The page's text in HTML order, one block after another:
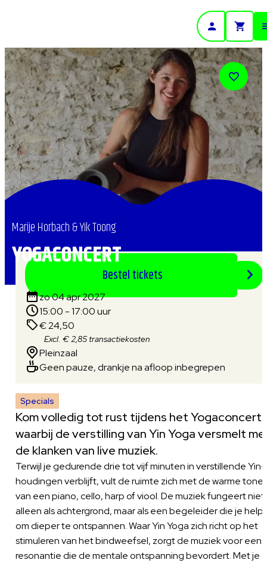
YOGACONCERT
Marije Horbach & Yik Toong
Specials
Kom volledig tot rust tijdens het Yogaconcert,
waarbij de verstilling van Yin Yoga versmelt
de klanken van live muziek.
Terwijl je gedurende drie tot vijf minuten in verstillende Yin-
houdingen verblijft, vult de ruimte zich met de warme
van een piano, cello, harp of viool. De muziek fungeert niet
alleen als achtergrond, maar als een begeleider die je helpt
om dieper te ontspannen. Waar Yin Yoga zich richt op het
stimuleren van het bindweefsel, zorgt de muziek voor een
resonantie die de mentale ontspanning bevordert. Met je
Bestel tickets
zo 04 apr 2027
15:00 - 17:00 uur
€ 24,50
Excl. € 2,85 transactiekosten
Pleinzaal
Geen pauze, drankje na afloop inbegrepen